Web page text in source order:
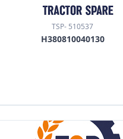
TSP- 510537
H380810040130